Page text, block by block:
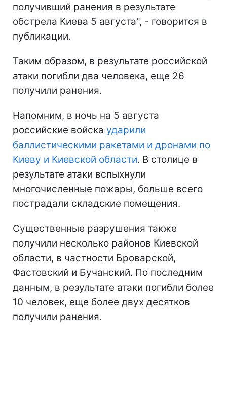
получивший ранения в результате
обстрела Киева 5 августа", - говорится в
публикации.
Таким образом, в результате российской
атаки погибли два человека, еще 26
получили ранения.
Напомним, в ночь на 5 августа
российские войска ударили
баллистическими ракетами и дронами по
Киеву и Киевской области. В столице в
результате атаки вспыхнули
многочисленные пожары, больше всего
пострадали складские помещения.
Существенные разрушения также
получили несколько районов Киевской
области, в частности Броварской,
Фастовский и Бучанский. По последним
данным, в результате атаки погибли более
10 человек, еще более двух десятков
получили ранения.